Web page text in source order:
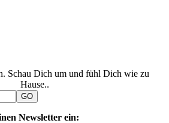
Schau Dich um und fühl Dich wie zu
Hause..
Newsletter ein: